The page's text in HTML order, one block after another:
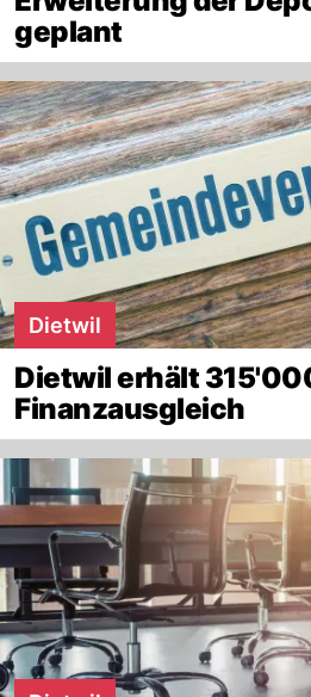
geplant
Dietwil
Dietwil erhält
Finanzausgleich